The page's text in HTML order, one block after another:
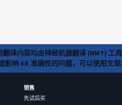
译内容均由神经机器翻译 (NMT)
响 KB 准确性的问题，可以使用文章
销售
先试后买